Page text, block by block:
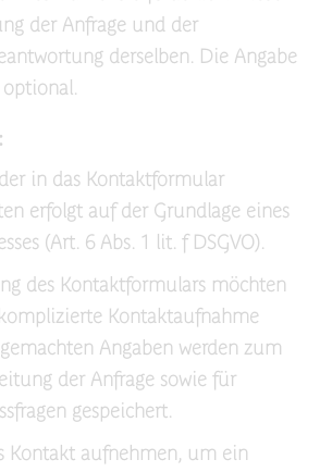
der Anfrage und der
derselben. Die Angabe
in das Kontaktformular
erfolgt auf der Grundlage eines
(Art. 6 Abs. 1 lit. f DSGVO).
des Kontaktformulars möchten
Kontaktaufnahme
Angaben werden zum
der Anfrage sowie für
gespeichert.
Kontakt aufnehmen, um ein